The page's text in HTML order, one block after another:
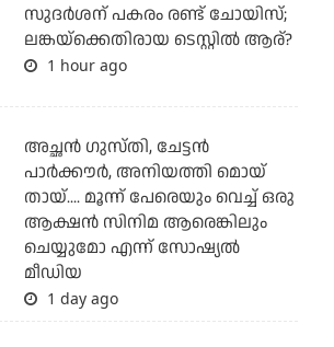
സുദര്‍ശന് പകരം രണ്ട് ചോയിസ്;
ലങ്കയ്‌ക്കെതിരായ ടെസ്റ്റില്‍ ആര്?
1 hour ago
അച്ഛന്‍ ഗുസ്തി, ചേട്ടന്‍
പാര്‍ക്കൗര്‍, അനിയത്തി മൊയ്
തായ്.... മൂന്ന് പേരെയും വെച്ച് ഒരു
ആക്ഷന്‍ സിനിമ ആരെങ്കിലും
ചെയ്യുമോ എന്ന് സോഷ്യല്‍
മീഡിയ
1 day ago